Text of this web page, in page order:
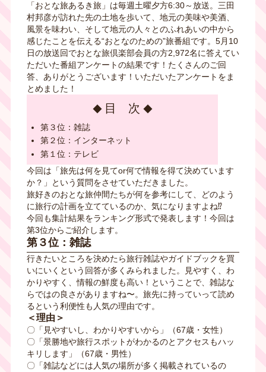
「おとな旅あるき旅」は毎週土曜夕方6:30～放送。三田
村邦彦が訪れた先の土地を歩いて、地元の美味や美酒、
風景を味わい、そして地元の人々とのふれあいの中から
感じたことを伝える“おとなのための”旅番組です。5月10
日の放送回でおとな旅倶楽部会員の方2,972名に答えてい
ただいた番組アンケートの結果です！たくさんのご回
答、ありがとうございます！いただいたアンケートをま
とめました！
目 次
第３位：雑誌
第２位：インターネット
第１位：テレビ
今回は「旅先は何を見てor何で情報を得て決めています
か？」という質問をさせていただきました。
旅好きのおとな旅仲間たちが何を参考にして、どのよう
に旅行の計画を立てているのか、気になりますよね⁉
今回も集計結果をランキング形式で発表します！今回は
第3位からご紹介します。
第３位：雑誌
行きたいところを決めたら旅行雑誌やガイドブックを買
いにいくという回答が多くみられました。見やすく、わ
かりやすく、情報の鮮度も高い！ということで、雑誌な
らではの良さがありますね〜。旅先に持っていって読め
るという利便性も人気の理由です。
＜理由＞
〇「見やすいし、わかりやすいから」（67歳・女性）
〇「景勝地や旅行スポットがわかるのとアクセスもハッ
キリします」（67歳・男性）
〇「雑誌などには人気の場所が多く掲載されているの